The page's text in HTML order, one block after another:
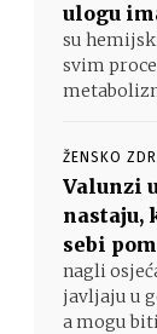
ulogu
su
svim
ŽENSKO
Valunzi
nastaju,
sebi
nagli
javljaju u
a mogu